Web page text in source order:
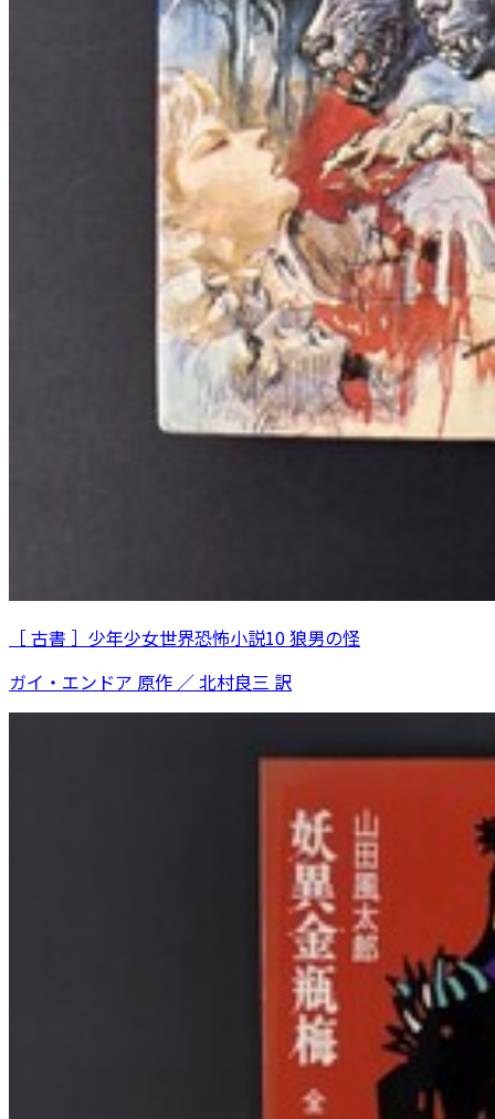
［ 古書 ］少年少女世界恐怖小説10 狼男の怪
ガイ・エンドア 原作 ／ 北村良三 訳